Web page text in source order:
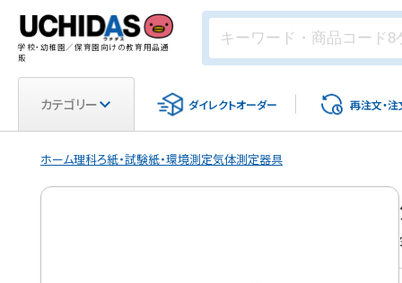
学校・幼稚園／保育園向けの教育用品通
販
カテゴリー ダイレクトオーダー 再注文・注
ホーム理科ろ紙・試験紙・環境測定気体測定器具